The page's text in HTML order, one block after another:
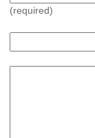
(required)